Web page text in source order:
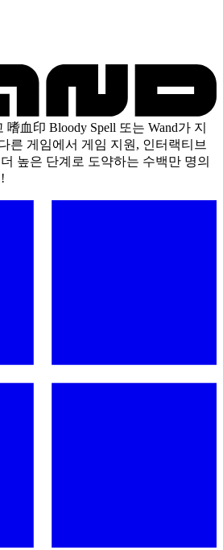
嗜血印 Bloody Spell 또는 Wand가 지
른 게임에서 게임 지원, 인터랙티브
높은 단계로 도약하는 수백만 명의